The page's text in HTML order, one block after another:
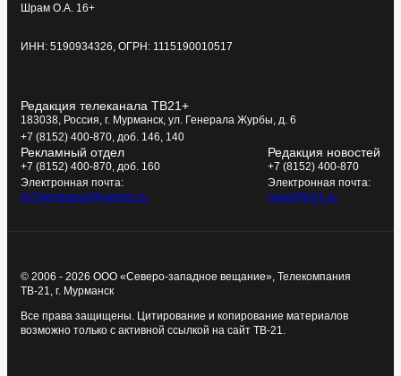
Шрам О.А. 16+
ИНН: 5190934326, ОГРН: 1115190010517
Редакция телеканала ТВ21+
183038, Россия, г. Мурманск, ул. Генерала Журбы, д. 6
+7 (8152) 400-870, доб. 146, 140
Рекламный отдел
+7 (8152) 400-870, доб. 160
Электронная почта:
tv21kompania@yandex.ru
Редакция новостей
+7 (8152) 400-870
Электронная почта:
news@tv21.ru
© 2006 - 2026 ООО «Северо-западное вещание», Телекомпания
ТВ-21, г. Мурманск
Все права защищены. Цитирование и копирование материалов
возможно только с активной ссылкой на сайт ТВ-21.